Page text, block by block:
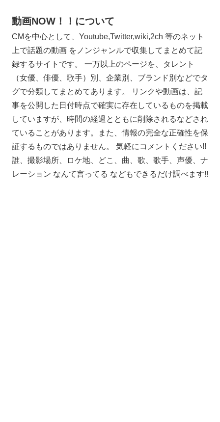
動画NOW！！について
CMを中心として、Youtube,Twitter,wiki,2ch 等のネット
上で話題の動画 をノンジャンルで収集してまとめて記
録するサイトです。 一万以上のページを、タレント
（女優、俳優、歌手）別、企業別、ブランド別などでタ
グで分類してまとめてあります。 リンクや動画は、記
事を公開した日付時点で確実に存在しているものを掲載
していますが、時間の経過とともに削除されるなどされ
ていることがあります。また、情報の完全な正確性を保
証するものではありません。 気軽にコメントください!!
誰、撮影場所、ロケ地、どこ、曲、歌、歌手、声優、ナ
レーション なんて言ってる などもできるだけ調べます!!